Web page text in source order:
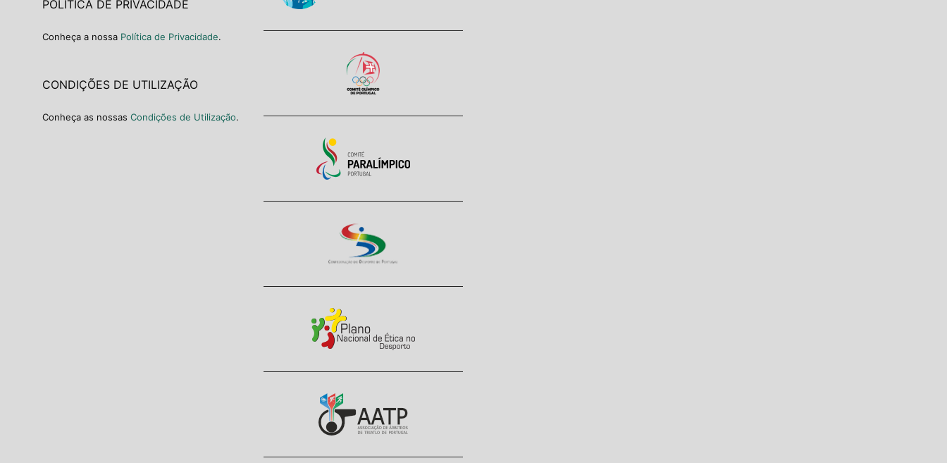
POLÍTICA DE PRIVACIDADE
Conheça a nossa Política de Privacidade.
CONDIÇÕES DE UTILIZAÇÃO
Conheça as nossas Condições de Utilização.